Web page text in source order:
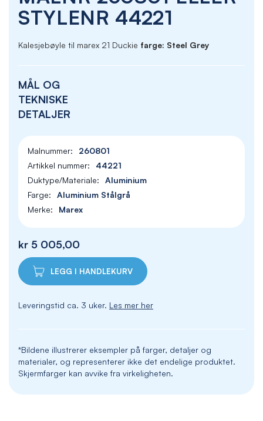
STYLENR 44221
Kalesjebøyle til marex 21 Duckie farge: Steel Grey
MÅL OG
TEKNISKE
DETALJER
260801
44221
Aluminium
Aluminium Stålgrå
Marex
kr 5 005,00
LEGG I HANDLEKURV
Leveringstid ca. 3 uker. Les mer her
*Bildene illustrerer eksempler på farger, detaljer og
materialer, og representerer ikke det endelige produktet.
Skjermfarger kan avvike fra virkeligheten.